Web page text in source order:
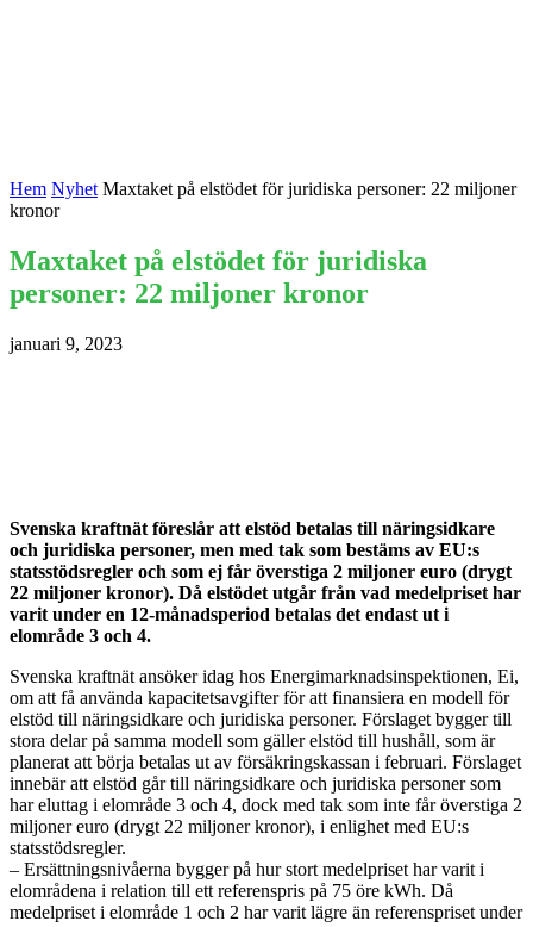
Hem Nyhet Maxtaket på elstödet för juridiska personer: 22 miljoner
kronor
Maxtaket på elstödet för juridiska
personer: 22 miljoner kronor
januari 9, 2023
Svenska kraftnät föreslår att elstöd betalas till näringsidkare
och juridiska personer, men med tak som bestäms av EU:s
statsstödsregler och som ej får överstiga 2 miljoner euro (drygt
22 miljoner kronor). Då elstödet utgår från vad medelpriset har
varit under en 12-månadsperiod betalas det endast ut i
elområde 3 och 4.
Svenska kraftnät ansöker idag hos Energimarknadsinspektionen, Ei,
om att få använda kapacitetsavgifter för att finansiera en modell för
elstöd till näringsidkare och juridiska personer. Förslaget bygger till
stora delar på samma modell som gäller elstöd till hushåll, som är
planerat att börja betalas ut av försäkringskassan i februari. Förslaget
innebär att elstöd går till näringsidkare och juridiska personer som
har eluttag i elområde 3 och 4, dock med tak som inte får överstiga 2
miljoner euro (drygt 22 miljoner kronor), i enlighet med EU:s
statsstödsregler.
– Ersättningsnivåerna bygger på hur stort medelpriset har varit i
elområdena i relation till ett referenspris på 75 öre kWh. Då
medelpriset i elområde 1 och 2 har varit lägre än referenspriset under